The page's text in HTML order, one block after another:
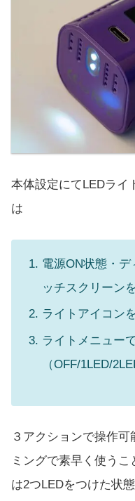
本体設定にてLEDライ
は
電源ON状態・デ
ッチスクリーン
ライトアイコン
ライトメニュー
（OFF/1LED/
３アクションで操作
ミングで素早く使う
は2つLEDをつけた状